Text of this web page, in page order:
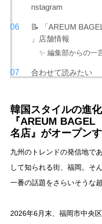
nstagram
📝 「AREUM
」店舗情報
✨ 編集部からの一
合わせて読みたい
韓国スタイルの進
『AREUM BAGEL
名店』がオープン
九州のトレンドの発信地で
して知られる街、福岡。そ
一番の話題をさらいそうな
2026年6月末、福岡市中央